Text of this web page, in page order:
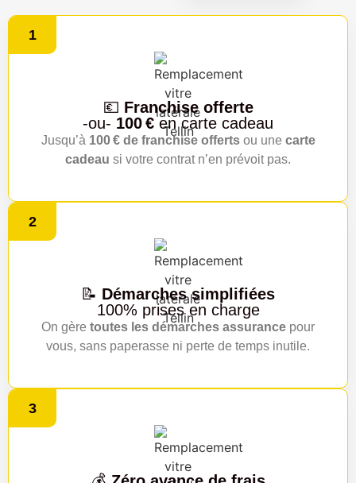
1
💶 Franchise offerte
-ou- 100 € en carte cadeau
Jusqu’à 100 € de franchise offertsou une carte
cadeau si votre contrat n’en prévoit pas.
2
📝 Démarches simplifiées
100% prises en charge
On gère toutes les démarches assurance pour
vous, sans paperasse ni perte de temps inutile.
3